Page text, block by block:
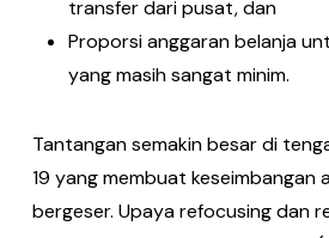
transfer dari pusat, dan
Proporsi anggaran belanja
yang masih sangat minim.
Tantangan semakin besar di
19 yang membuat keseimbangan
bergeser. Upaya refocusing dan